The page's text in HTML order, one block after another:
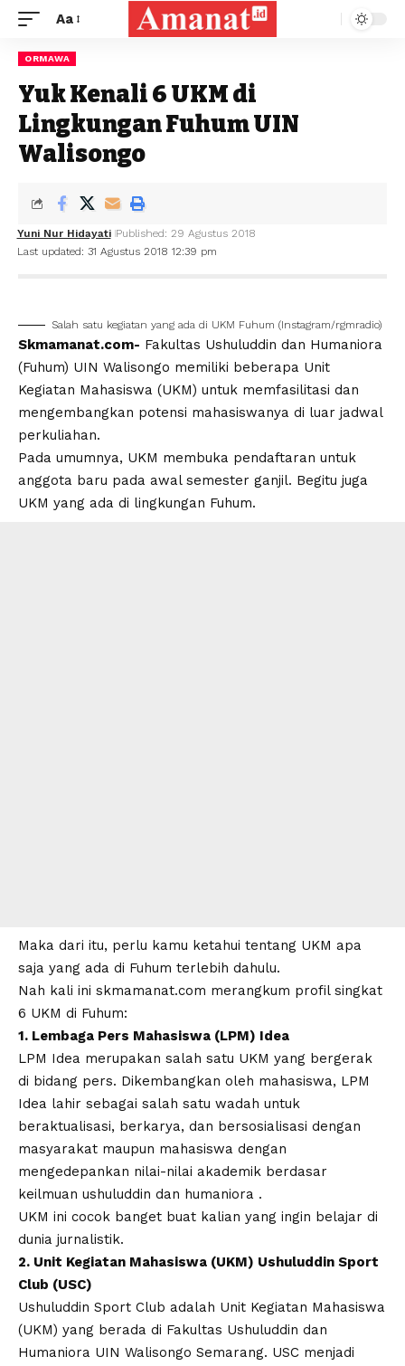
Aa
ORMAWA
Yuk Kenali 6 UKM di
Lingkungan Fuhum UIN
Walisongo
Last updated: 31 Agustus 2018 12:39 pm
Yuni Nur Hidayati Published: 29 Agustus 2018
Salah satu kegiatan yang ada di UKM Fuhum (Instagram/rgmradio)
Skmamanat.com- Fakultas Ushuluddin dan Humaniora
(Fuhum) UIN Walisongo memiliki beberapa Unit
Kegiatan Mahasiswa (UKM) untuk memfasilitasi dan
mengembangkan potensi mahasiswanya di luar jadwal
perkuliahan.
Pada umumnya, UKM membuka pendaftaran untuk
anggota baru pada awal semester ganjil. Begitu juga
UKM yang ada di lingkungan Fuhum.
Maka dari itu, perlu kamu ketahui tentang UKM apa
saja yang ada di Fuhum terlebih dahulu.
Nah kali ini skmamanat.com merangkum profil singkat
6 UKM di Fuhum:
1. Lembaga Pers Mahasiswa (LPM) Idea
LPM Idea merupakan salah satu UKM yang bergerak
di bidang pers. Dikembangkan oleh mahasiswa, LPM
Idea lahir sebagai salah satu wadah untuk
beraktualisasi, berkarya, dan bersosialisasi dengan
masyarakat maupun mahasiswa dengan
mengedepankan nilai-nilai akademik berdasar
keilmuan ushuluddin dan humaniora .
UKM ini cocok banget buat kalian yang ingin belajar di
dunia jurnalistik.
2. Unit Kegiatan Mahasiswa (UKM) Ushuluddin Sport
Club (USC)
Ushuluddin Sport Club adalah Unit Kegiatan Mahasiswa
(UKM) yang berada di Fakultas Ushuluddin dan
Humaniora UIN Walisongo Semarang. USC menjadi